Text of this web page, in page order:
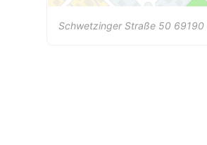
Schwetzinger Straße 50 69190